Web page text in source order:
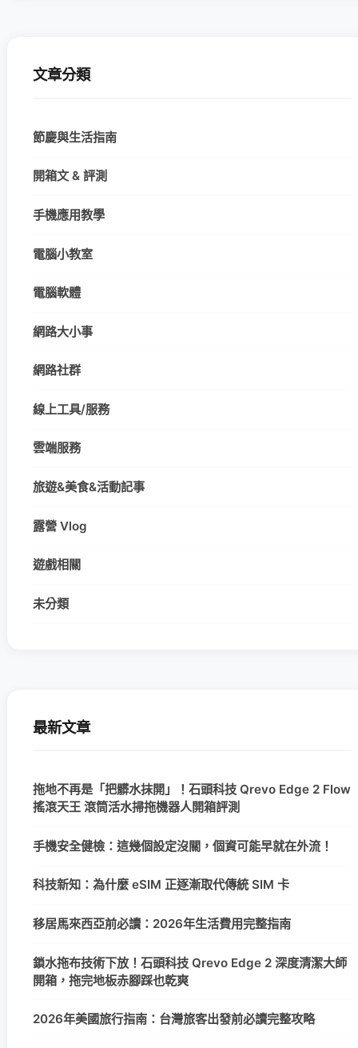
文章分類
節慶與生活指南
開箱文 & 評測
手機應用教學
電腦小教室
電腦軟體
網路大小事
網路社群
線上工具/服務
雲端服務
旅遊&美食&活動記事
露營 Vlog
遊戲相關
未分類
最新文章
拖地不再是「把髒水抹開」！石頭科技 Qrevo Edge 2 Flow
搖滾天王 滾筒活水掃拖機器人開箱評測
手機安全健檢：這幾個設定沒關，個資可能早就在外流！
科技新知：為什麼 eSIM 正逐漸取代傳統 SIM 卡
移居馬來西亞前必讀：2026年生活費用完整指南
鎖水拖布技術下放！石頭科技 Qrevo Edge 2 深度清潔大師
開箱，拖完地板赤腳踩也乾爽
2026年美國旅行指南：台灣旅客出發前必讀完整攻略